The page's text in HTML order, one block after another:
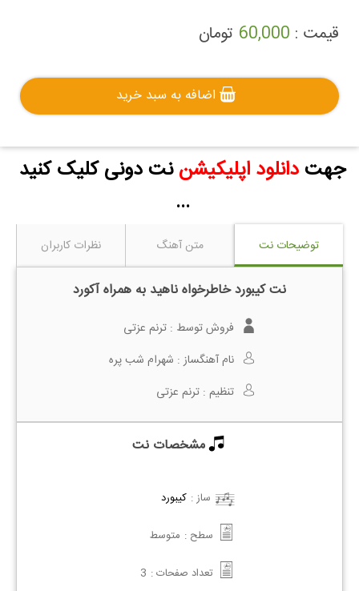
قیمت : 60,000 تومان
اضافه به سبد خرید
جهتدانلود اپلیکیشن نت دونی کلیک کنید
...
توضیحات نت متن آهنگ نظرات کاربران
نت کیبورد خاطرخواه ناهید به همراه آکورد
فروش توسط : ترنم عزتی
نام آهنگساز : شهرام شب پره
تنظیم : ترنم عزتی
مشخصات نت
ساز : کیبورد
سطح : متوسط
تعداد صفحات : 3